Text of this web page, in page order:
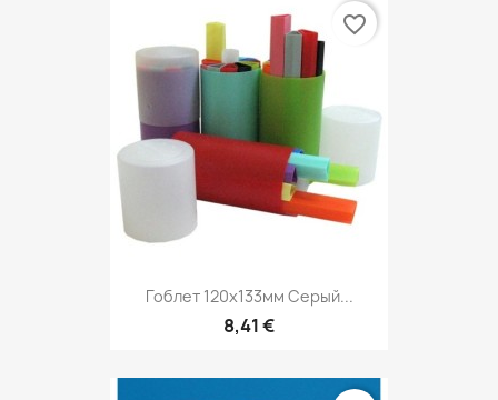
Гоблет 120х133мм Серый...
8,41 €
favorite_border